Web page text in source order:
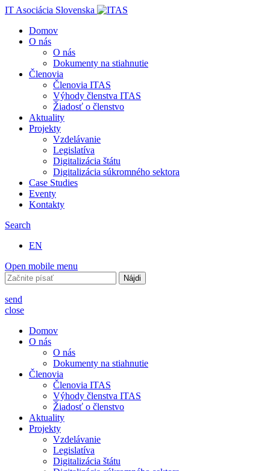
IT Asociácia Slovenska
Domov
O nás
O nás
Dokumenty na stiahnutie
Členovia
Členovia ITAS
Výhody členstva ITAS
Žiadosť o členstvo
Aktuality
Projekty
Vzdelávanie
Legislatíva
Digitalizácia štátu
Digitalizácia súkromného sektora
Case Studies
Eventy
Kontakty
Search
EN
Open mobile menu
Hľadať:
send
close
Domov
O nás
O nás
Dokumenty na stiahnutie
Členovia
Členovia ITAS
Výhody členstva ITAS
Žiadosť o členstvo
Aktuality
Projekty
Vzdelávanie
Legislatíva
Digitalizácia štátu